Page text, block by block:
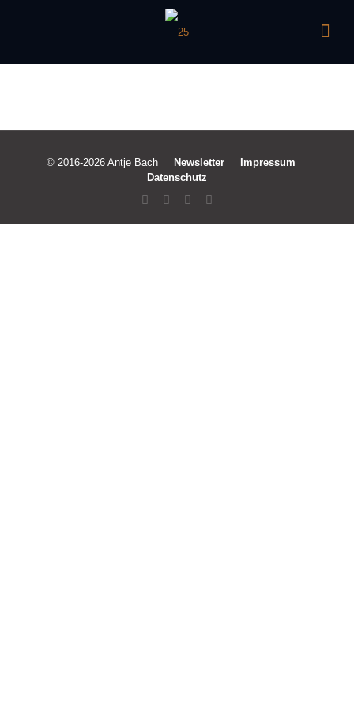
© 2016-2026 Antje Bach Newsletter
Impressum
Datenschutz